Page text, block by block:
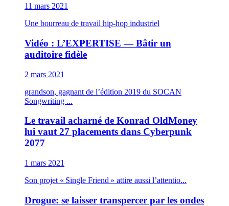
11 mars 2021
Une bourreau de travail hip-hop industriel
Vidéo : L’EXPERTISE — Bâtir un
auditoire fidèle
2 mars 2021
grandson, gagnant de l’édition 2019 du SOCAN
Songwriting ...
Le travail acharné de Konrad OldMoney
lui vaut 27 placements dans Cyberpunk
2077
1 mars 2021
Son projet « Single Friend » attire aussi l’attentio...
Drogue: se laisser transpercer par les ondes